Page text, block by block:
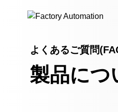
よくあるご質問
製品につ